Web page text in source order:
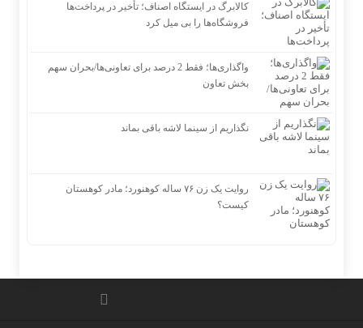
کالابرگ در ایستگاه اصناف؛ تأخیر در پرداخت‌ها
فروشگاه‌ها را بی میل کرد
واگذاری‌ها؛ فقط 2 درصد برای تعاونی‌ها/بحران سهم
بخش تعاون
نگذاریم از سینما لاشه باقی بماند
روایت یک زن ۷۶ ساله کوهنورد؛ مادر کوهستان
کیست؟